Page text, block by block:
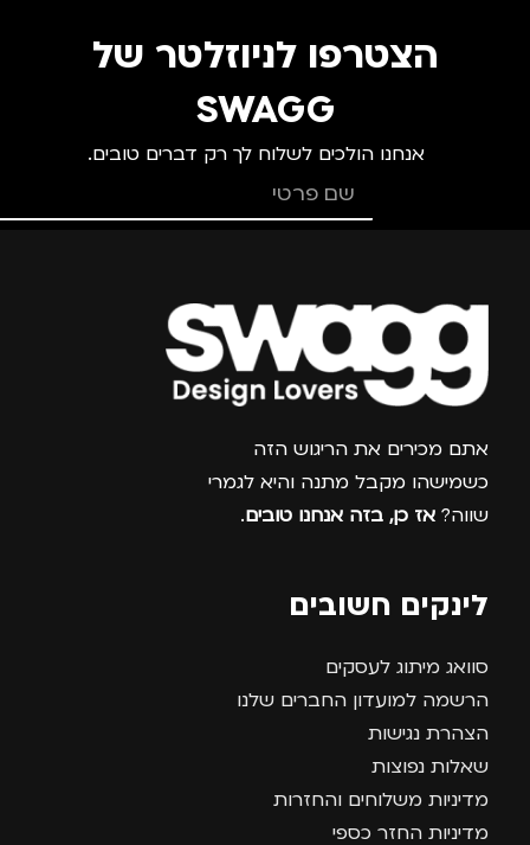
הצטרפו לניוזלטר של
SWAGG
אנחנו הולכים לשלוח לך רק דברים טובים.
צרפו אותי למועדון
אתם מכירים את הריגוש הזה
כשמישהו מקבל מתנה והיא לגמרי
שווה? אז כן, בזה אנחנו טובים.
לינקים חשובים
סוואג מיתוג לעסקים
הרשמה למועדון החברים שלנו
הצהרת נגישות
שאלות נפוצות
מדיניות משלוחים והחזרות
מדיניות החזר כספי